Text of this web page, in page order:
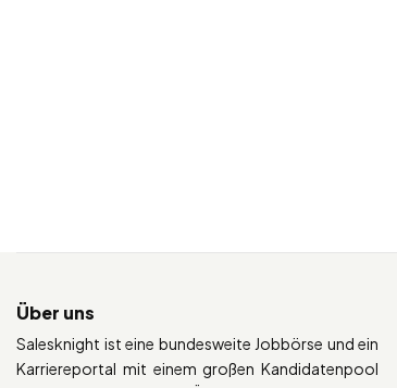
Über uns
Salesknight ist eine bundesweite Jobbörse und ein
Karriereportal mit einem großen Kandidatenpool